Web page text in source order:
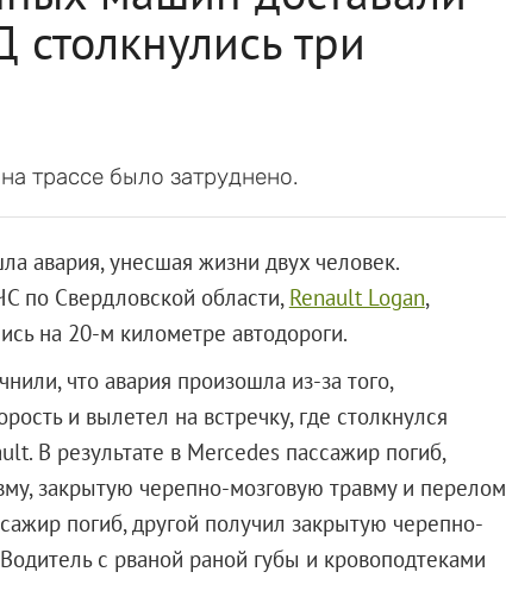
три
трассе было затруднено.
авария, унесшая жизни двух человек.
по Свердловской области, Renault Logan,
на 20-м километре автодороги.
что авария произошла из-за того,
и вылетел на встречку, где столкнулся
В результате в Mercedes пассажир погиб,
закрытую черепно-мозговую травму и перелом
погиб, другой получил закрытую черепно-
с рваной раной губы и кровоподтеками